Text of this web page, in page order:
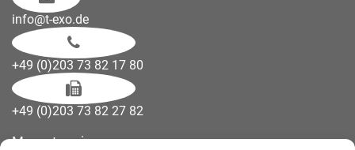
info@t-exo.de
+49 (0)203 73 82 17 80
+49 (0)203 73 82 27 82
Messetermine